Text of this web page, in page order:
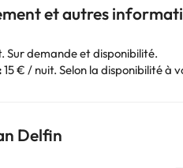
et autres
Sur demande et disponibilité.
15 € / nuit. Selon la disponibilité à
Delfin